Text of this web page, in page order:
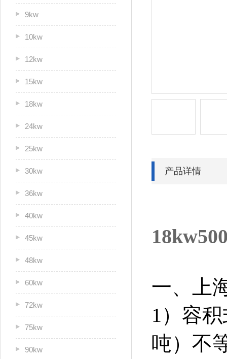
9kw
10kw
12kw
15kw
18kw
24kw
25kw
30kw
36kw
40kw
45kw
48kw
60kw
72kw
75kw
90kw
产品详情
一、上
1）容
吨）不